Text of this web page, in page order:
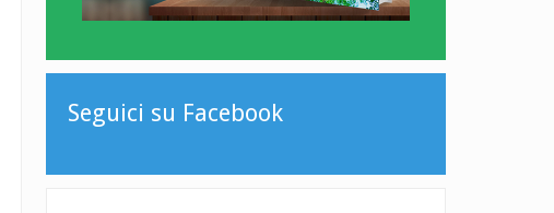
Seguici su Facebook